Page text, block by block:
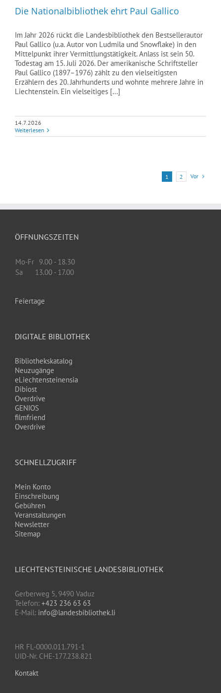
Die Nationalbibliothek ehrt Paul Gallico
Im Jahr 2026 rückt die Landesbibliothek den Bestsellerautor
Paul Gallico (u.a. Autor von Ludmila und Snowflake) in den
Mittelpunkt ihrer Vermittlungstätigkeit. Anlass ist sein 50.
Todestag am 15. Juli 2026. Der amerikanische Schriftsteller
Paul Gallico (1897–1976) zählt zu den vielseitigsten
Erzählern des 20. Jahrhunderts und wohnte mehrere Jahre in
Liechtenstein. Ein vielseitiges [...]
14.7.2026
Weiterlesen
1 2 Vor
ÖFFNUNGSZEITEN
Mo-Fr 9.00 - 18.30
Sa
13.00 - 17.00
Feiertage
DIGITALE BIBLIOTHEK
Bibliothekskatalog
Neuzugänge
eLiechtensteinensia
Dibiost
Overdrive
GENIOS
filmfriend
Overdrive
SCHNELLZUGRIFF
Mein Konto
Einschreibung
Gebühren
Veranstaltungen
Newsletter
Sitemap
LIECHTENSTEINISCHE LANDESBIBLIOTHEK
Gerberweg 5, 9490 Vaduz
Telefon: +423 236 63 63
E-Mail: info@landesbibliothek.li
HR FL-0000.011.791-1
UID-Nr. CHE-177.238.821
Kontakt